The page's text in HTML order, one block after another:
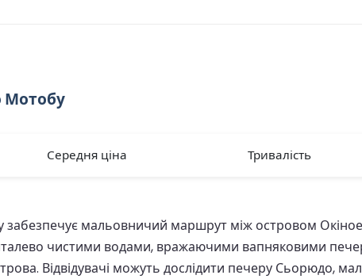
Мотобу
Середня ціна Тривалість
мальовничий маршрут між островом
чистими водами, вражаючими вапняковими
Відвідувачі можуть дослідити печеру Сьорюдо,